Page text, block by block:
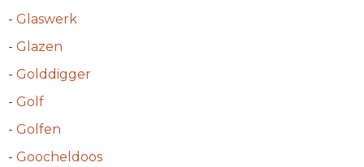
- Glaswerk
- Glazen
- Golddigger
- Golf
- Golfen
- Goocheldoos